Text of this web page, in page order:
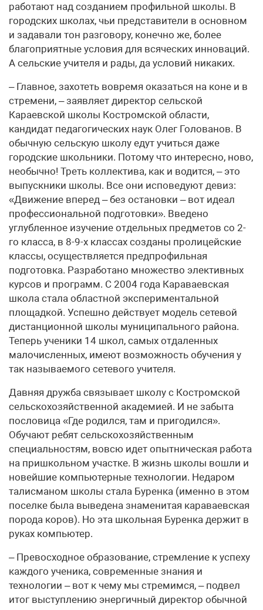
работают над созданием профильной школы. В
городских школах, чьи представители в основном
и задавали тон разговору, конечно же, более
благоприятные условия для всяческих инноваций.
А сельские учителя и рады, да условий никаких.
– Главное, захотеть вовремя оказаться на коне и в
стремени, – заявляет директор сельской
Караевской школы Костромской области,
кандидат педагогических наук Олег Голованов. В
обычную сельскую школу едут учиться даже
городские школьники. Потому что интересно, ново,
необычно! Треть коллектива, как и водится, – это
выпускники школы. Все они исповедуют девиз:
«Движение вперед – без остановки – вот идеал
профессиональной подготовки». Введено
углубленное изучение отдельных предметов со 2-
го класса, в 8-9-х классах созданы пролицейские
классы, осуществляется предпрофильная
подготовка. Разработано множество элективных
курсов и программ. С 2004 года Караваевская
школа стала областной экспериментальной
площадкой. Успешно действует модель сетевой
дистанционной школы муниципального района.
Теперь ученики 14 школ, самых отдаленных
малочисленных, имеют возможность обучения у
так называемого сетевого учителя.
Давняя дружба связывает школу с Костромской
сельскохозяйственной академией. И не забыта
пословица «Где родился, там и пригодился».
Обучают ребят сельскохозяйственным
специальностям, вовсю идет опытническая работа
на пришкольном участке. В жизнь школы вошли и
новейшие компьютерные технологии. Недаром
талисманом школы стала Буренка (именно в этом
поселке была выведена знаменитая караваевская
порода коров). Но эта школьная Буренка держит в
руках компьютер.
– Превосходное образование, стремление к успеху
каждого ученика, современные знания и
технологии – вот к чему мы стремимся, – подвел
итог выступлению энергичный директор обычной